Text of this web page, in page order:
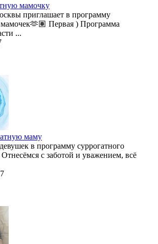
мамочку
приглашает в программу
Первая ) Программа
...
маму
в программу суррогатного
с заботой и уважением, всё